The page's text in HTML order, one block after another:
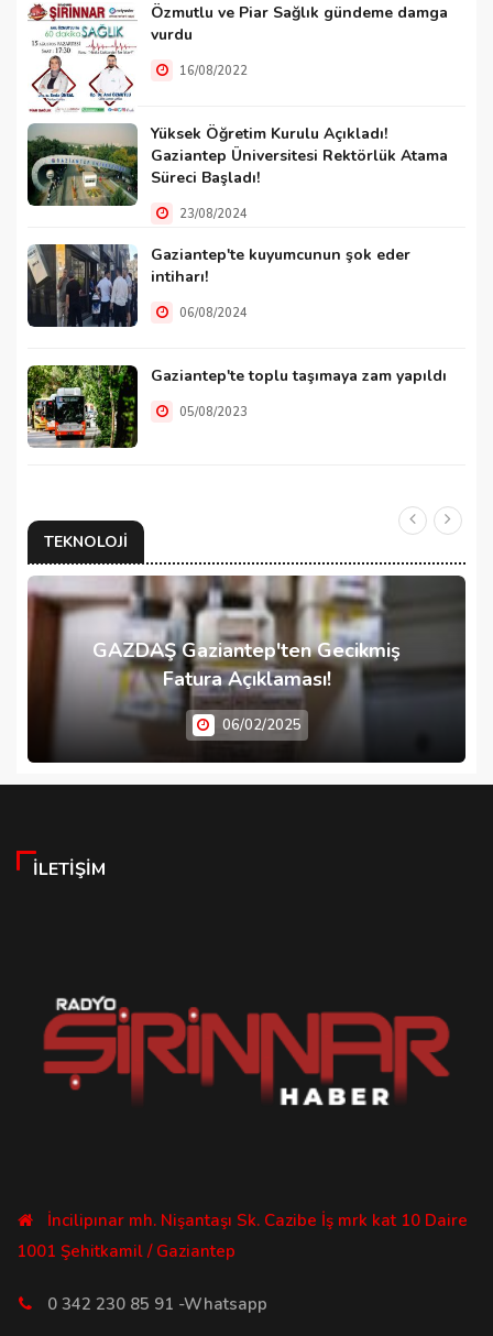
Özmutlu ve Piar Sağlık gündeme damga
vurdu
16/08/2022
Yüksek Öğretim Kurulu Açıkladı!
Gaziantep Üniversitesi Rektörlük Atama
Süreci Başladı!
23/08/2024
Gaziantep'te kuyumcunun şok eder
intiharı!
06/08/2024
Gaziantep'te toplu taşımaya zam yapıldı
05/08/2023
TEKNOLOJI
GAZDAŞ Gaziantep'ten Gecikmiş
Fatura Açıklaması!
06/02/2025
İLETIŞIM
İncilipınar mh. Nişantaşı Sk. Cazibe İş mrk kat 10 Daire
1001 Şehitkamil / Gaziantep
0 342 230 85 91 -Whatsapp